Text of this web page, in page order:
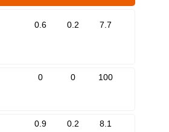
0.6 0.2 7.7
0 0 100
0.9 0.2 8.1